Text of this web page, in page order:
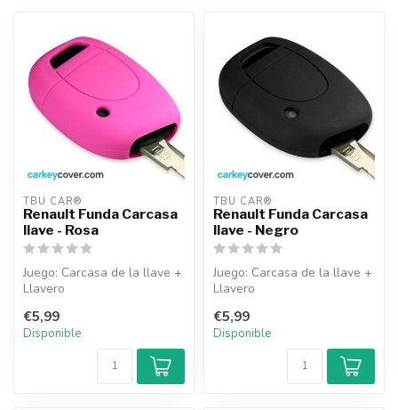
TBU CAR®
Renault Funda Carcasa
llave - Rosa
Juego: Carcasa de la llave +
Llavero
€5,99
Disponible
TBU CAR®
Renault Funda Carcasa
llave - Negro
Juego: Carcasa de la llave +
Llavero
€5,99
Disponible